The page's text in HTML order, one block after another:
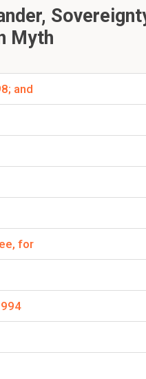
van Rome.
als
Myth
and
for